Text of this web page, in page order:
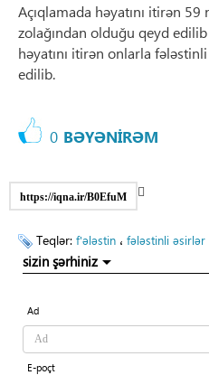
Açıqlamada həyatını itirən
zolağından olduğu qeyd
həyatını itirən onlarla
edilib.
0 BƏYƏNİRƏM
https://iqna.ir/B0EfuM
Teqlər: f'ələstin ، fələstinli əsirlər
sizin şərhiniz
Ad
E-poçt